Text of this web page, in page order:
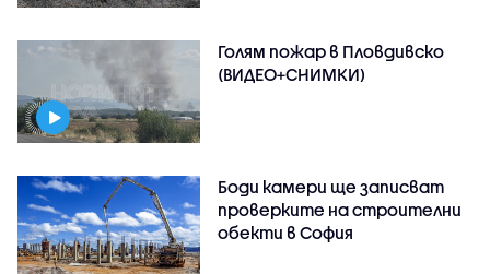
Голям пожар в Пловдивско
(ВИДЕО+СНИМКИ)
Боди камери ще записват
проверките на строителни
обекти в София